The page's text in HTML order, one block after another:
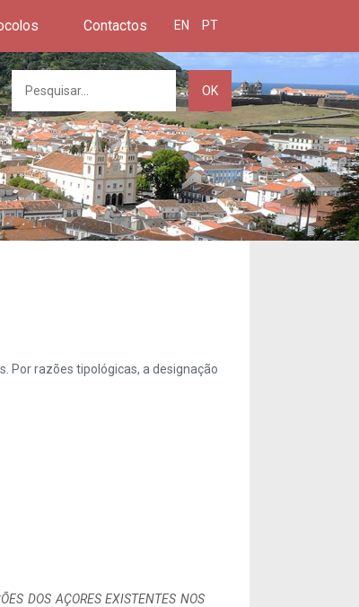
Contactos EN PT
OK
Por razões tipológicas, a designação
DOS AÇORES EXISTENTES NOS